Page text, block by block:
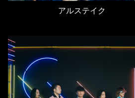
アルステイク